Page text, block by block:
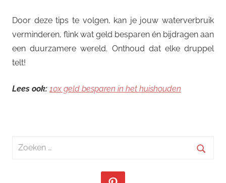
Door deze tips te volgen, kan je jouw waterverbruik
verminderen, flink wat geld besparen én bijdragen aan
een duurzamere wereld. Onthoud dat elke druppel
telt!
Lees ook: 10x geld besparen in het huishouden
Zoeken